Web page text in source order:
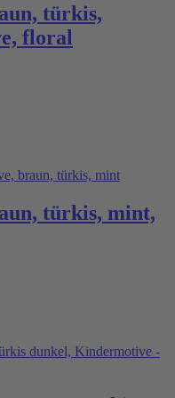
türkis,
floral
türkis, mint,